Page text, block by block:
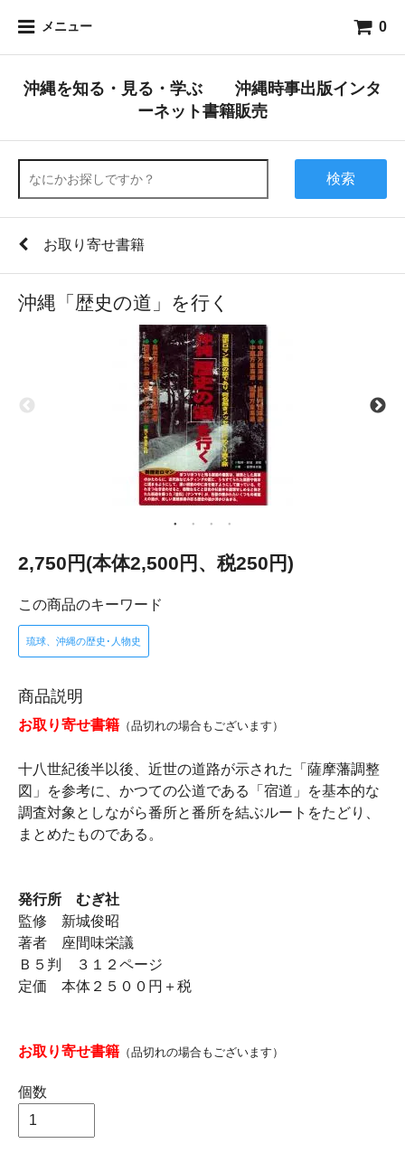
メニュー 0
沖縄を知る・見る・学ぶ 沖縄時事出版インタ
ーネット書籍販売
検索
お取り寄せ書籍
沖縄「歴史の道」を行く
2,750円(本体2,500円、税250円)
この商品のキーワード
琉球、沖縄の歴史･人物史
商品説明
お取り寄せ書籍 （品切れの場合もございます）
十八世紀後半以後、近世の道路が示された「薩摩藩調整
図」を参考に、かつての公道である「宿道」を基本的な
調査対象としながら番所と番所を結ぶルートをたどり、
まとめたものである。
発行所 むぎ社
監修 新城俊昭
著者 座間味栄議
Ｂ５判 ３１２ページ
定価 本体２５００円＋税
お取り寄せ書籍 （品切れの場合もございます）
個数